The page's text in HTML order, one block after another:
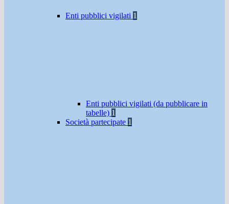
Enti pubblici vigilati 1
Enti pubblici vigilati (da pubblicare in
tabelle) 1
Società partecipate 1